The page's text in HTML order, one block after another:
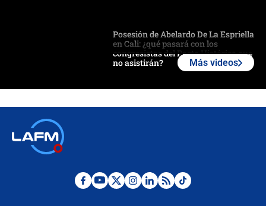
Posesión de Abelardo De La Espriella
en Cali: ¿qué pasará con los
congresistas del Pacto Histórico que
no asistirán?
¿Por qué De la Espriella gobernará
Más videos